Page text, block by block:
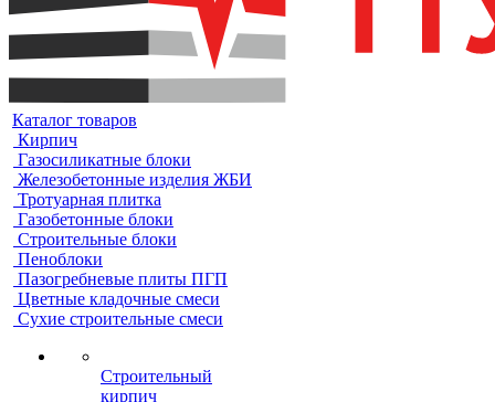
Каталог товаров
Кирпич
Газосиликатные блоки
Железобетонные изделия ЖБИ
Тротуарная плитка
Газобетонные блоки
Строительные блоки
Пеноблоки
Пазогребневые плиты ПГП
Цветные кладочные смеси
Сухие строительные смеси
Строительный
кирпич